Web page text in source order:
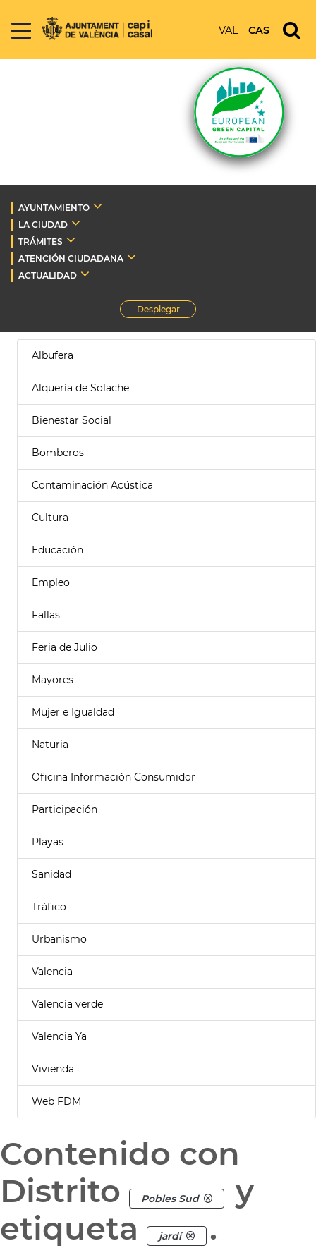
VAL CAS
AYUNTAMIENTO
LA CIUDAD
TRÁMITES
ATENCIÓN CIUDADANA
ACTUALIDAD
Desplegar
Albufera
Alquería de Solache
Bienestar Social
Bomberos
Contaminación Acústica
Cultura
Educación
Empleo
Fallas
Feria de Julio
Mayores
Mujer e Igualdad
Naturia
Oficina Información Consumidor
Participación
Playas
Sanidad
Tráfico
Urbanismo
Valencia
Valencia verde
Valencia Ya
Vivienda
Web FDM
Contenido con
Distrito
Pobles Sud
y
etiqueta
jardí .